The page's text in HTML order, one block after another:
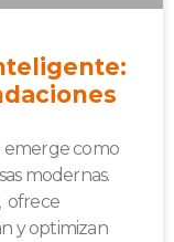
emerge como
modernas.
ofrece
y optimizan